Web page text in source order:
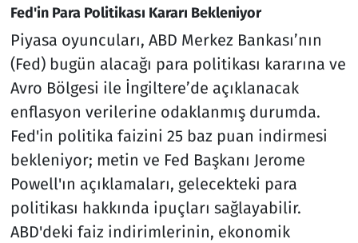
Fed'in Para Politikası Kararı Bekleniyor
Piyasa oyuncuları, ABD Merkez Bankası’nın
(Fed) bugün alacağı para politikası kararına ve
Avro Bölgesi ile İngiltere’de açıklanacak
enflasyon verilerine odaklanmış durumda.
Fed'in politika faizini 25 baz puan indirmesi
bekleniyor; metin ve Fed Başkanı Jerome
Powell'ın açıklamaları, gelecekteki para
politikası hakkında ipuçları sağlayabilir.
ABD'deki faiz indirimlerinin, ekonomik